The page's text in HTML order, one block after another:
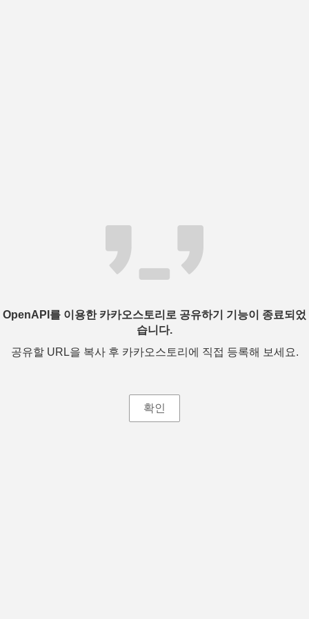
OpenAPI를 이용한 카카오스토리로 공유하기 기능이 종료되었
습니다.
공유할 URL을 복사 후 카카오스토리에 직접 등록해 보세요.
확인